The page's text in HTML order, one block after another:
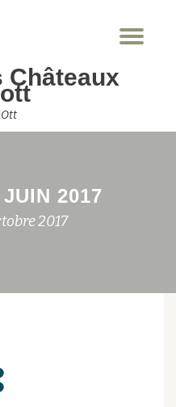
Châteaux
2017
2017